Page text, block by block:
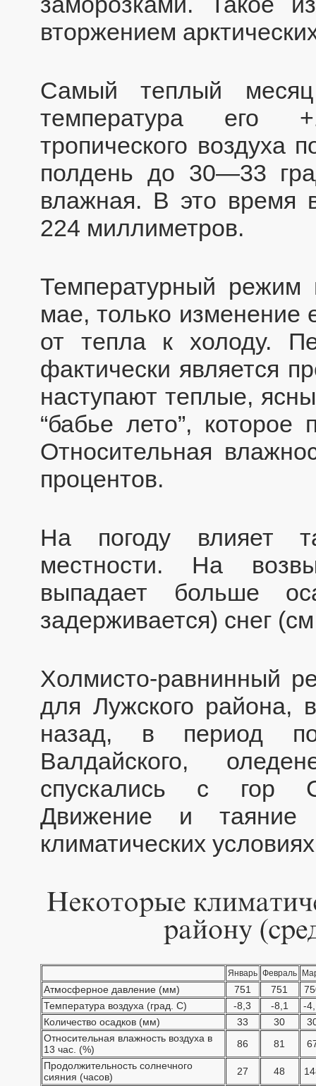
вторжением
Самый теплый
температура его
тропического воздуха
полдень до 30—33
влажная. В это время
224 миллиметров.
Температурный
мае, только изменение
от тепла к холоду.
фактически является
наступают теплые,
“бабье лето”,
Относительная
процентов.
На погоду влияет
местности. На
выпадает больше
задерживается) снег
Холмисто-равнинный
для Лужского района,
назад, в период
Валдайского,
спускались с гор
Движение и
климатических
Январь Февраль
Атмосферное давление (мм) 751 751
Температура воздуха (град. С)
-8,3 -8,1
-
Количество осадков (мм)
33 30
Относительная влажность воздуха в
13 час. (%)
86 81
Продолжительность солнечного
сияния (часов)
27 48